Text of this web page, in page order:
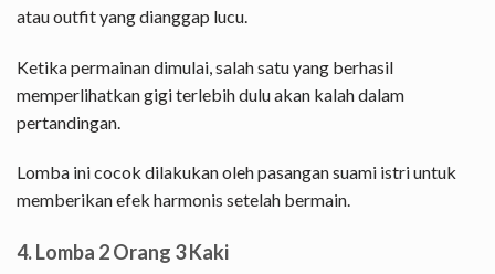
atau outfit yang dianggap lucu.
Ketika permainan dimulai, salah satu yang berhasil
memperlihatkan gigi terlebih dulu akan kalah dalam
pertandingan.
Lomba ini cocok dilakukan oleh pasangan suami istri untuk
memberikan efek harmonis setelah bermain.
4. Lomba 2 Orang 3 Kaki